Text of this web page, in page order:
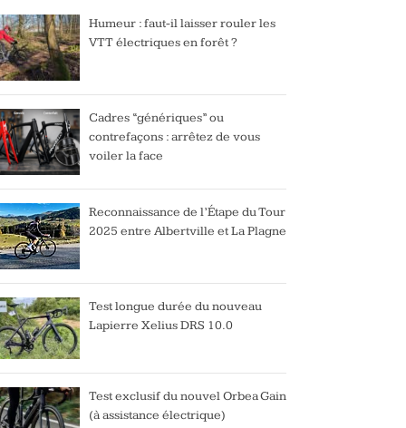
Humeur : faut-il laisser rouler les
VTT électriques en forêt ?
Cadres “génériques” ou
contrefaçons : arrêtez de vous
voiler la face
Reconnaissance de l’Étape du Tour
2025 entre Albertville et La Plagne
Test longue durée du nouveau
Lapierre Xelius DRS 10.0
Test exclusif du nouvel Orbea Gain
(à assistance électrique)